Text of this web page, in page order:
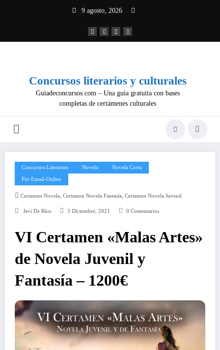
9 agosto, 2026
Concursos literarios y culturales
Guiadeconcursos.com – Una guía gratuita con bases
completas de certámenes culturales
Concursos Literarios Novela Novela Corta
Por Email-Online
Certamen Novela, Certamen Novela Fantasía, Certamen Novela Juvenil
Javi De Ríos 3 Diciembre, 2021 0 Comentarios
VI Certamen «Malas Artes»
de Novela Juvenil y
Fantasía – 1200€